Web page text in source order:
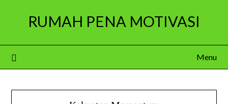
RUMAH PENA MOTIVASI
Menu